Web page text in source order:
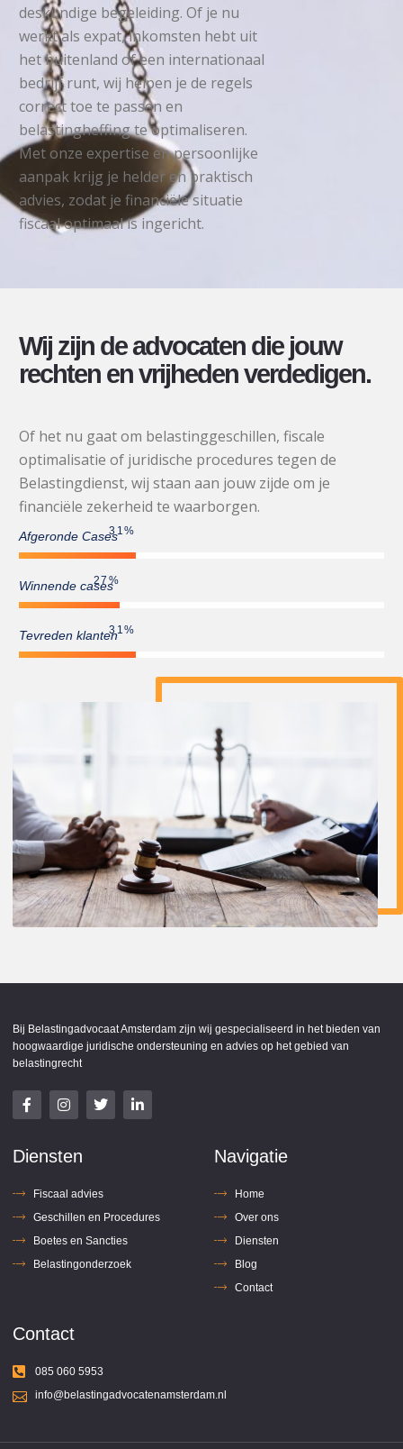
deskundige begeleiding. Of je nu
werkt als expat, inkomsten hebt uit
het buitenland of een internationaal
bedrijf runt, wij helpen je de regels
correct toe te passen en
belastingheffing te optimaliseren.
Met onze expertise en persoonlijke
aanpak krijg je helder en praktisch
advies, zodat je financiële situatie
fiscaal optimaal is ingericht.
Wij zijn de advocaten die jouw
rechten en vrijheden verdedigen.
Of het nu gaat om belastinggeschillen, fiscale
optimalisatie of juridische procedures tegen de
Belastingdienst, wij staan aan jouw zijde om je
financiële zekerheid te waarborgen.
Afgeronde Cases
Winnende cases
Tevreden klanten
Bij Belastingadvocaat Amsterdam zijn wij gespecialiseerd in het bieden van
hoogwaardige juridische ondersteuning en advies op het gebied van
belastingrecht
Diensten
Fiscaal advies
Geschillen en Procedures
Boetes en Sancties
Belastingonderzoek
Navigatie
Home
Over ons
Diensten
Blog
Contact
Contact
085 060 5953
info@belastingadvocatenamsterdam.nl